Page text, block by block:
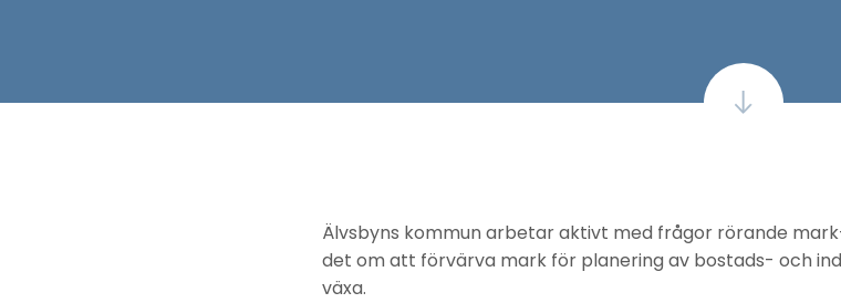
Älvsbyns kommun arbetar aktivt med frågor rörande
det om att förvärva mark för planering av bostads- och
växa.